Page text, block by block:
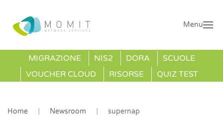
Menu
MIGRAZIONE NIS2 DORA
SCUOLE
VOUCHER CLOUD
RISORSE QUIZ TEST
Home Newsroom supernap